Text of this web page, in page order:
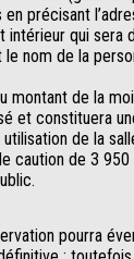
précisant
intérieur qui sera
le nom de la
montant de la
et constituera
de la
caution de 3
pourra